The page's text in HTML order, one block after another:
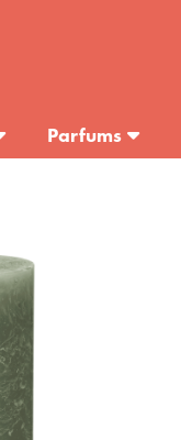
Parfums